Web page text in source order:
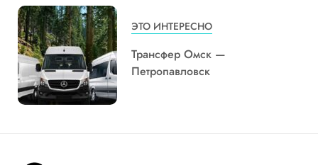
ЭТО ИНТЕРЕСНО
Трансфер Омск —
Петропавловск